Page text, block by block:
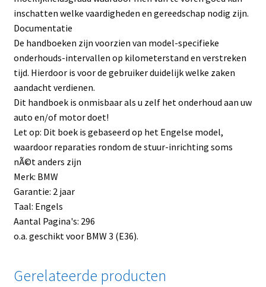
inschatten welke vaardigheden en gereedschap nodig zijn.
Documentatie
De handboeken zijn voorzien van model-specifieke
onderhouds-intervallen op kilometerstand en verstreken
tijd. Hierdoor is voor de gebruiker duidelijk welke zaken
aandacht verdienen.
Dit handboek is onmisbaar als u zelf het onderhoud aan uw
auto en/of motor doet!
Let op: Dit boek is gebaseerd op het Engelse model,
waardoor reparaties rondom de stuur-inrichting soms
nÃ©t anders zijn
Merk: BMW
Garantie: 2 jaar
Taal: Engels
Aantal Pagina's: 296
o.a. geschikt voor BMW 3 (E36).
Gerelateerde producten